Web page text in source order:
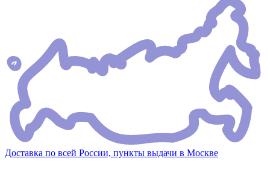
Доставка по всей России, пункты выдачи в Москве